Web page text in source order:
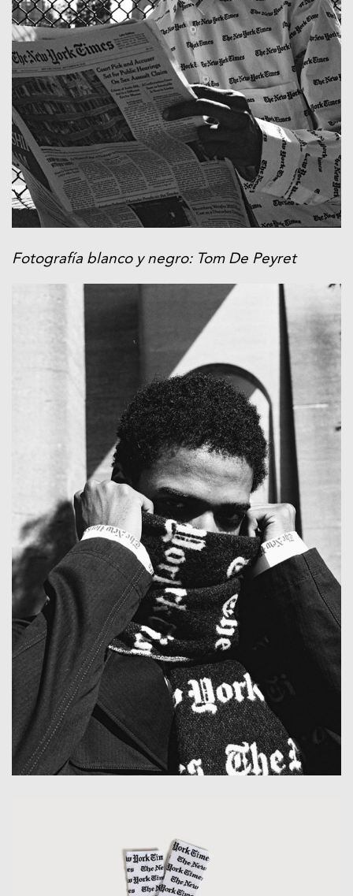
Fotografía blanco y negro: Tom De Peyret